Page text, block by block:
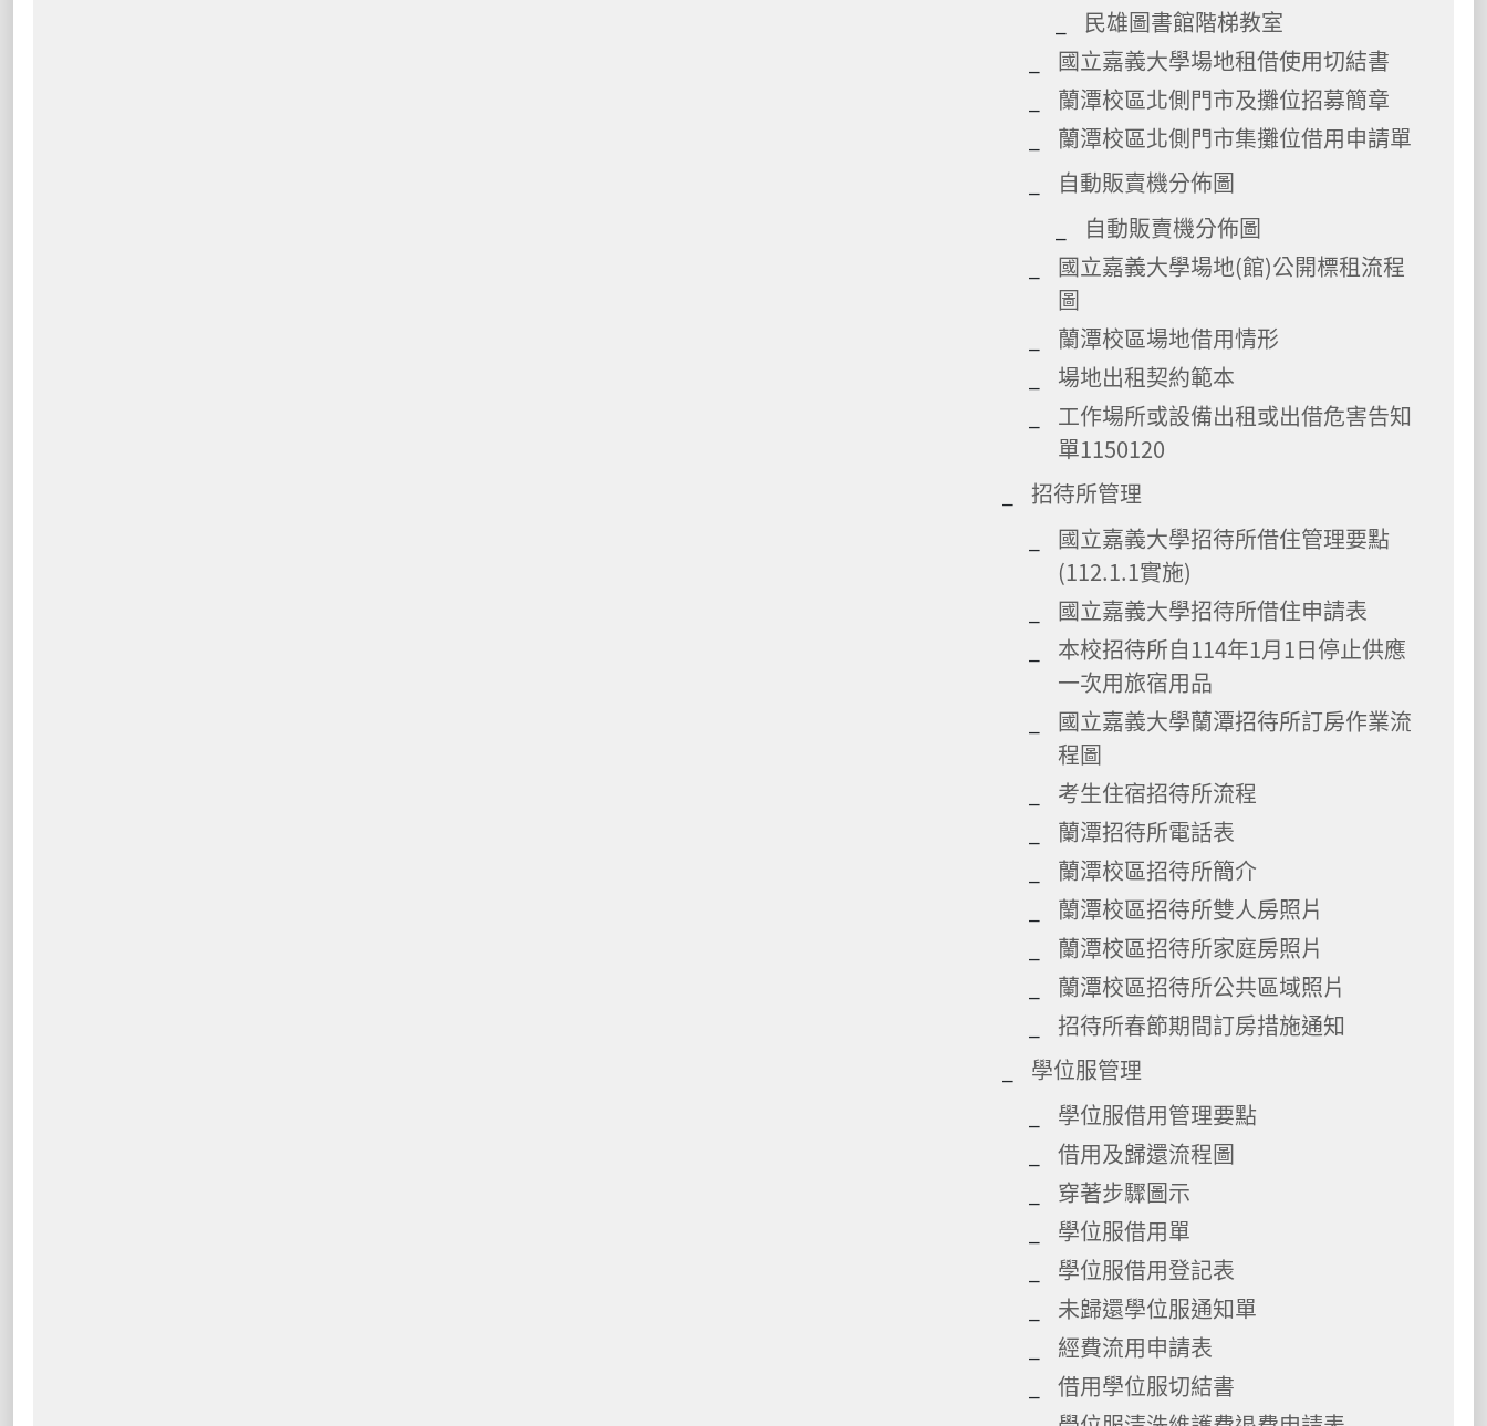
民雄圖書館階梯教室
國立嘉義大學場地租借使用切結書
蘭潭校區北側門市及攤位招募簡章
蘭潭校區北側門市集攤位借用申請單
自動販賣機分佈圖
自動販賣機分佈圖
國立嘉義大學場地(館)公開標租流程
圖
蘭潭校區場地借用情形
場地出租契約範本
工作場所或設備出租或出借危害告知
單1150120
招待所管理
國立嘉義大學招待所借住管理要點
(112.1.1實施)
國立嘉義大學招待所借住申請表
本校招待所自114年1月1日停止供應
一次用旅宿用品
國立嘉義大學蘭潭招待所訂房作業流
程圖
考生住宿招待所流程
蘭潭招待所電話表
蘭潭校區招待所簡介
蘭潭校區招待所雙人房照片
蘭潭校區招待所家庭房照片
蘭潭校區招待所公共區域照片
招待所春節期間訂房措施通知
學位服管理
學位服借用管理要點
借用及歸還流程圖
穿著步驟圖示
學位服借用單
學位服借用登記表
未歸還學位服通知單
經費流用申請表
借用學位服切結書